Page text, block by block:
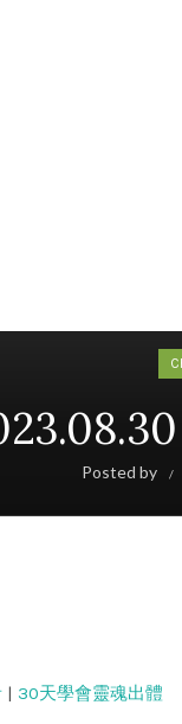
Posted by
| 30天學會靈魂出體